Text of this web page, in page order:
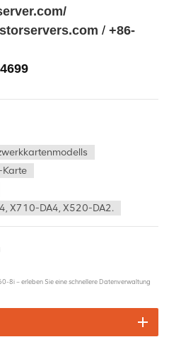
/ +86-
Karte
X710-DA4, X520-DA2.
8i – erleben Sie eine schnellere Datenverwaltung